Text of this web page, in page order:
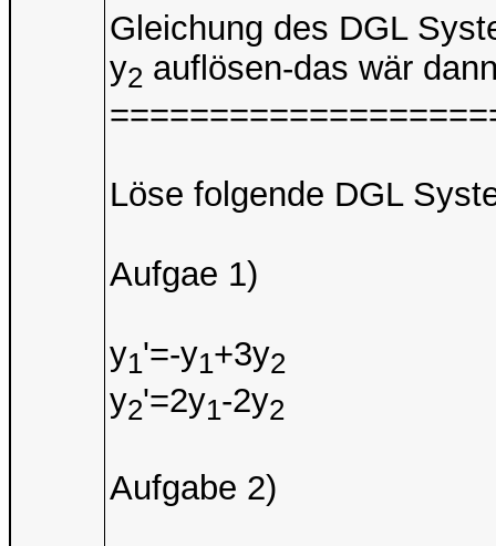
Gleichung des DGL
y2 auflösen-das wär
Löse folgende DGL
Aufgae 1)
y1'=-y1+3y2
y2'=2y1-2y2
Aufgabe 2)